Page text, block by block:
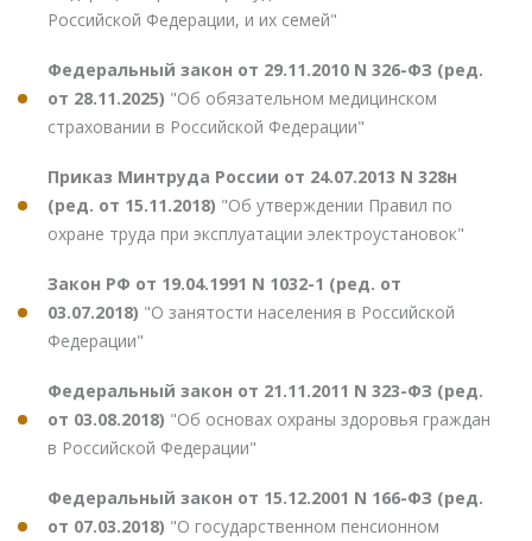
Российской Федерации, и их семей"
Федеральный закон от 29.11.2010 N 326-ФЗ (ред.
от 28.11.2025) "Об обязательном медицинском
страховании в Российской Федерации"
Приказ Минтруда России от 24.07.2013 N 328н
(ред. от 15.11.2018) "Об утверждении Правил по
охране труда при эксплуатации электроустановок"
Закон РФ от 19.04.1991 N 1032-1 (ред. от
03.07.2018) "О занятости населения в Российской
Федерации"
Федеральный закон от 21.11.2011 N 323-ФЗ (ред.
от 03.08.2018) "Об основах охраны здоровья граждан
в Российской Федерации"
Федеральный закон от 15.12.2001 N 166-ФЗ (ред.
от 07.03.2018) "О государственном пенсионном